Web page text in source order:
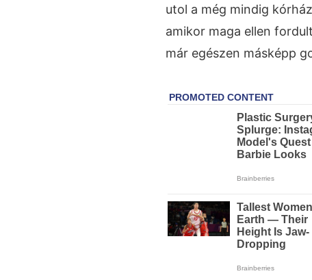
utol a még mindig
amikor maga ellen
már egészen másképp